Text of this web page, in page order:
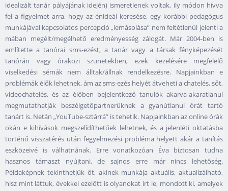
idealizált tanár pályájának idején) ismeretlenek voltak, ily módon hívva
fel a figyelmet arra, hogy az énideál keresése, egy korábbi pedagógus
munkájával kapcsolatos percepció „lemásolása” nem feltétlenül jelenti a
mában megélt/megélhető eredményesség zálogát. Már 2004-ben is
említette a tanórai sms-ezést, a tanár vagy a társak fényképezését
tanórán vagy óraközi szünetekben, ezek kezelésére megfelelő
viselkedési sémák nem álltak/állnak rendelkezésre. Napjainkban e
problémák élők lehetnek, ám az sms-ezés helyét átveheti a chatelés, sőt,
videochatelés, és az élőben bejelentkező tanulók akarva-akaratlanul
megmutathatják beszélgetőpartnerüknek a gyanútlanul órát tartó
tanárt is. Netán „YouTube-sztárrá” is tehetik. Napjainkban az online órák
okán e kihívások megszelídíthetőek lehetnek, és a jelenléti oktatásba
történő visszatérés után fegyelmezési probléma helyett akár a tanítás
eszközeivé is válhatnának. Erre vonatkozóan Éva biztosan tudna
hasznos támaszt nyújtani, de sajnos erre már nincs lehetőség.
Példaképnek tekinthetjük őt, akinek munkája aktuális, aktualizálható,
hisz mint láttuk, évekkel ezelőtt is olyanokat írt le, mondott ki, amelyek